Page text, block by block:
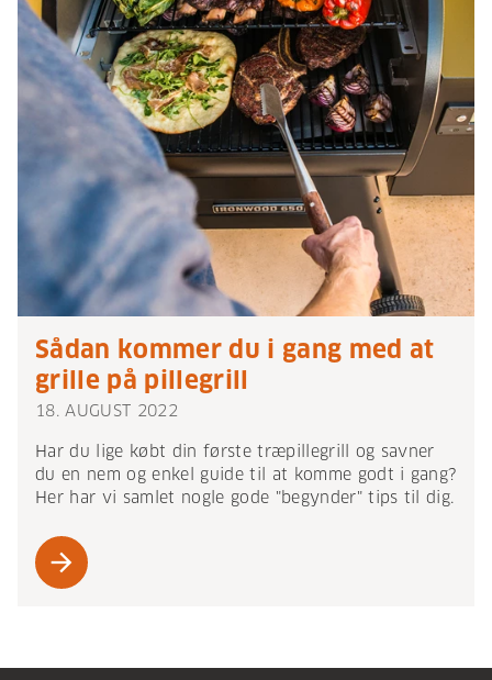
Sådan kommer du i gang med at
grille på pillegrill
18. AUGUST 2022
Har du lige købt din første træpillegrill og savner
du en nem og enkel guide til at komme godt i gang?
Her har vi samlet nogle gode "begynder" tips til dig.
arrow_forward